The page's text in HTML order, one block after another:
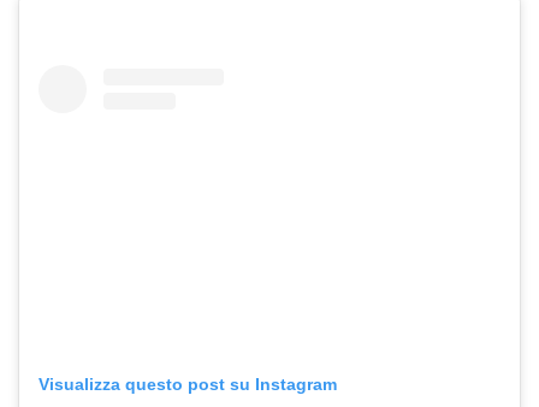
Visualizza questo post su Instagram